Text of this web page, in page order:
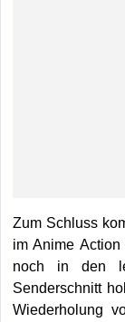
Zum Schluss
im Anime Action
noch in den
Senderschnitt
Wiederholung